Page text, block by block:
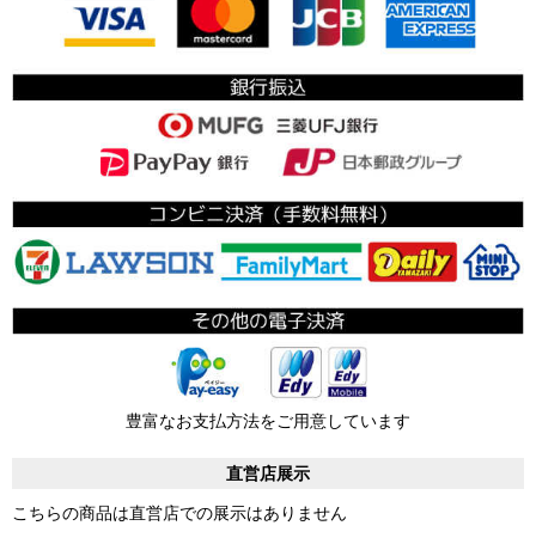
豊富なお支払方法をご用意しています
直営店展示
こちらの商品は直営店での展示はありません